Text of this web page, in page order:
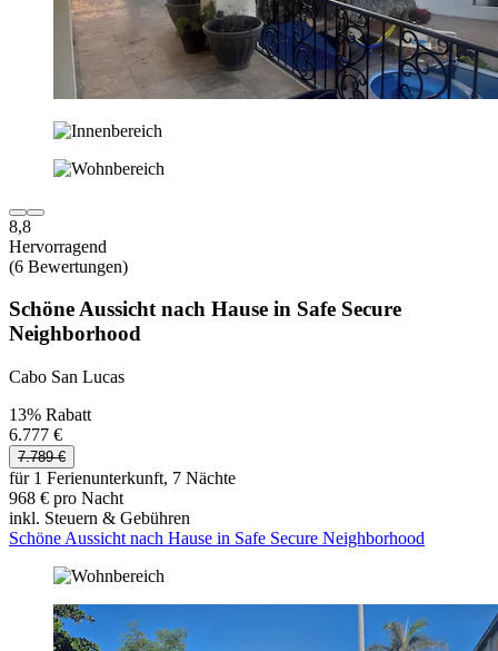
8,8
Hervorragend
(6 Bewertungen)
Schöne Aussicht nach Hause in Safe Secure
Neighborhood
Cabo San Lucas
13% Rabatt
6.777 €
7.789 €
für 1 Ferienunterkunft, 7 Nächte
968 € pro Nacht
inkl. Steuern & Gebühren
Schöne Aussicht nach Hause in Safe Secure Neighborhood